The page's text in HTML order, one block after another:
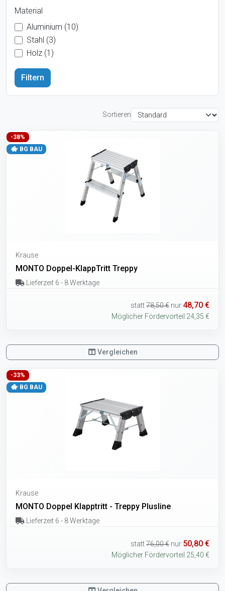
Material
Aluminium (10)
Stahl (3)
Holz (1)
Sortieren
-38%
BG BAU
Krause
MONTO Doppel-KlappTritt Treppy
Lieferzeit 6 - 8 Werktage
statt78,50 € nur 48,70 €
Möglicher Fördervorteil 24,35 €
Vergleichen
-33%
BG BAU
Krause
MONTO Doppel Klapptritt - Treppy Plusline
Lieferzeit 6 - 8 Werktage
statt76,00 € nur 50,80 €
Möglicher Fördervorteil 25,40 €